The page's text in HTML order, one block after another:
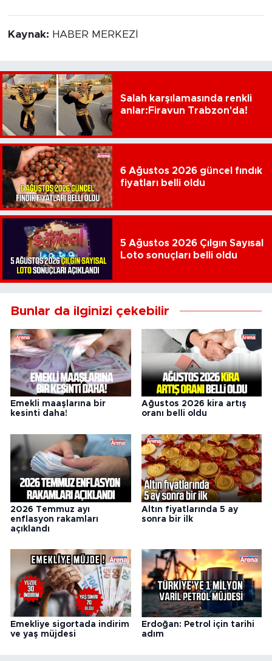
Kaynak: HABER MERKEZİ
Salah karşılamasında renkli
anlar:Firavun Trabzon'da!
6 Ağustos 2026 güncel fındık
fiyatları belli oldu
5 Ağustos 2026 Çılgın Sayısal
Loto sonuçları belli oldu
Bunlar da ilginizi çekebilir
Emekli maaşlarına bir
kesinti daha!
Ağustos 2026 kira artış
oranı belli oldu
2026 Temmuz ayı
enflasyon rakamları
açıklandı
Altın fiyatlarında 5 ay
sonra bir ilk
Emekliye sigortada indirim
ve yaş müjdesi
Erdoğan: Petrol için tarihi
adım